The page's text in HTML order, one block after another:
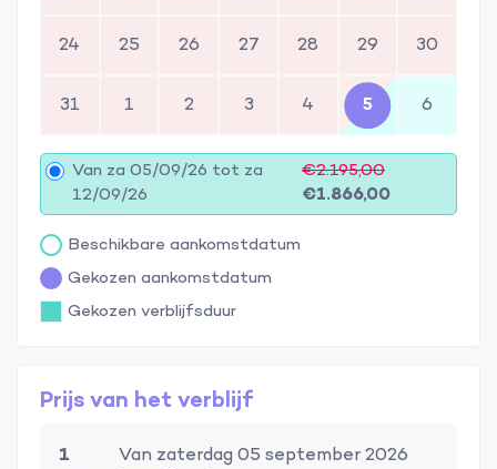
24 25 26 27 28 29 30
31 1 2 3 4 5 6
Van za 05/09/26 tot za
12/09/26
€2.195,00
€1.866,00
Beschikbare aankomstdatum
Gekozen aankomstdatum
Gekozen verblijfsduur
Prijs van het verblijf
1
Van zaterdag 05 september 2026